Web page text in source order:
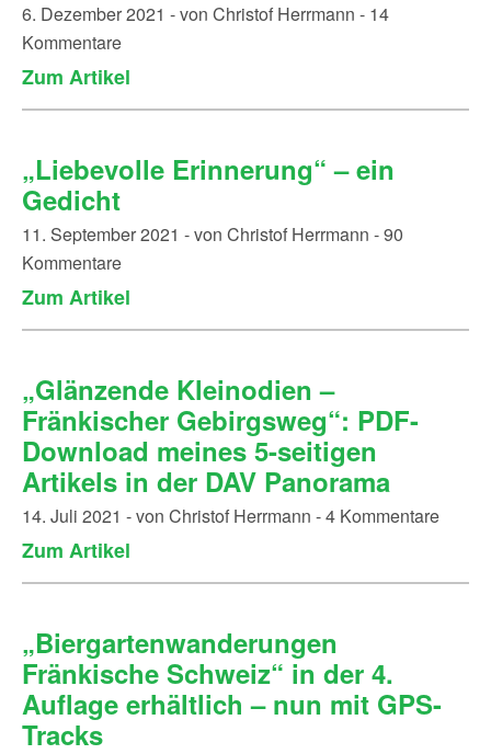
6. Dezember 2021 - von Christof Herrmann - 14
Kommentare
Zum Artikel
„Liebevolle Erinnerung“ – ein
Gedicht
11. September 2021 - von Christof Herrmann - 90
Kommentare
Zum Artikel
„Glänzende Kleinodien –
Fränkischer Gebirgsweg“: PDF-
Download meines 5-seitigen
Artikels in der DAV Panorama
14. Juli 2021 - von Christof Herrmann - 4 Kommentare
Zum Artikel
„Biergartenwanderungen
Fränkische Schweiz“ in der 4.
Auflage erhältlich – nun mit GPS-
Tracks